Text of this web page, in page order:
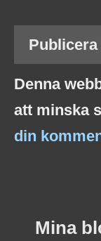
Denna
att minska
din
Mina